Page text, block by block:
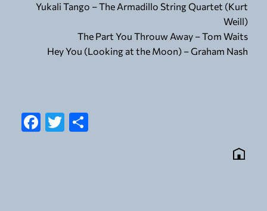
Yukali Tango – The Armadillo String Quartet (Kurt
Weill)
The Part You Throuw Away – Tom Waits
Hey You (Looking at the Moon) – Graham Nash
Facebook
Twitter